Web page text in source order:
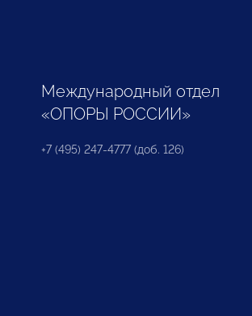
Международный отдел
«ОПОРЫ РОССИИ»
+7 (495) 247-4777 (доб. 126)